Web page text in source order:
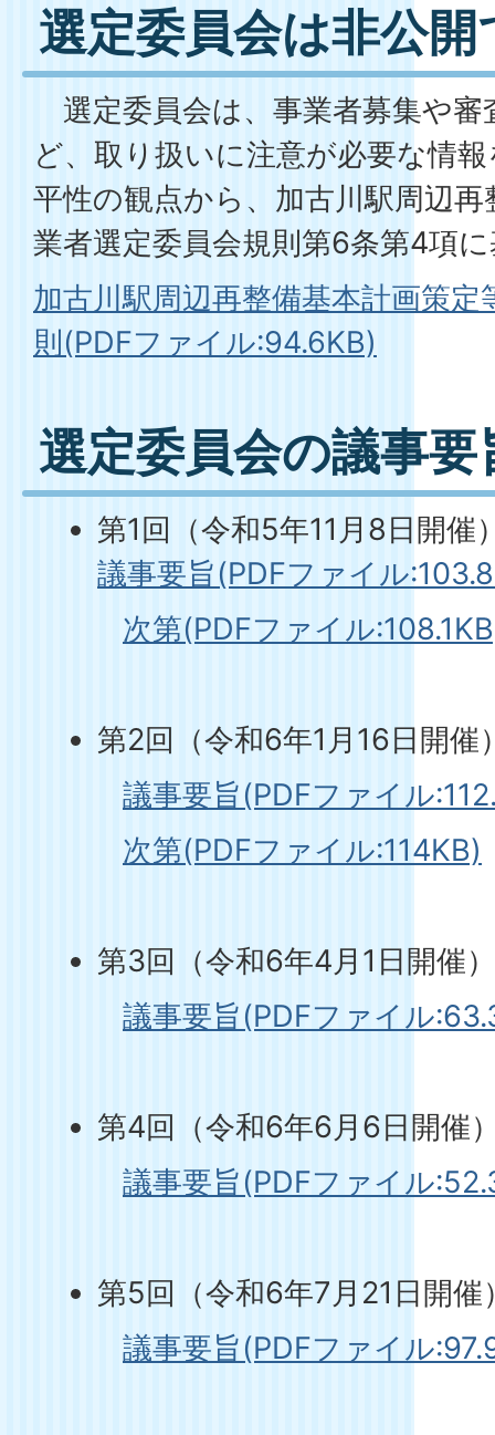
選定委員会は非公開
選定委員会は、事業者募集や審
ど、取り扱いに注意が必要な情
平性の観点から、加古川駅周辺
業者選定委員会規則第6条第4項
加古川駅周辺再整備基本計画策定
則(PDFファイル:94.6KB)
選定委員会の議事要
第1回（令和5年11月8日開催
議事要旨(PDFファイル
次第(PDFファイル
第2回（令和6年1月16日開催
議事要旨(PDFファイル
次第(PDFファイル:114KB)
第3回（令和6年4月1日開催
議事要旨(PDFファイル
第4回（令和6年6月6日開催
議事要旨(PDFファイル
第5回（令和6年7月21日開催
議事要旨(PDFファイル